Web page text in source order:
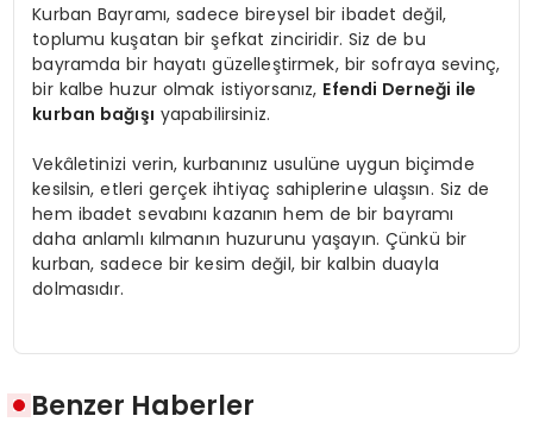
Kurban Bayramı, sadece bireysel bir ibadet değil,
toplumu kuşatan bir şefkat zinciridir. Siz de bu
bayramda bir hayatı güzelleştirmek, bir sofraya sevinç,
bir kalbe huzur olmak istiyorsanız, Efendi Derneği ile
kurban bağışı yapabilirsiniz.
Vekâletinizi verin, kurbanınız usulüne uygun biçimde
kesilsin, etleri gerçek ihtiyaç sahiplerine ulaşsın. Siz de
hem ibadet sevabını kazanın hem de bir bayramı
daha anlamlı kılmanın huzurunu yaşayın. Çünkü bir
kurban, sadece bir kesim değil, bir kalbin duayla
dolmasıdır.
Benzer Haberler